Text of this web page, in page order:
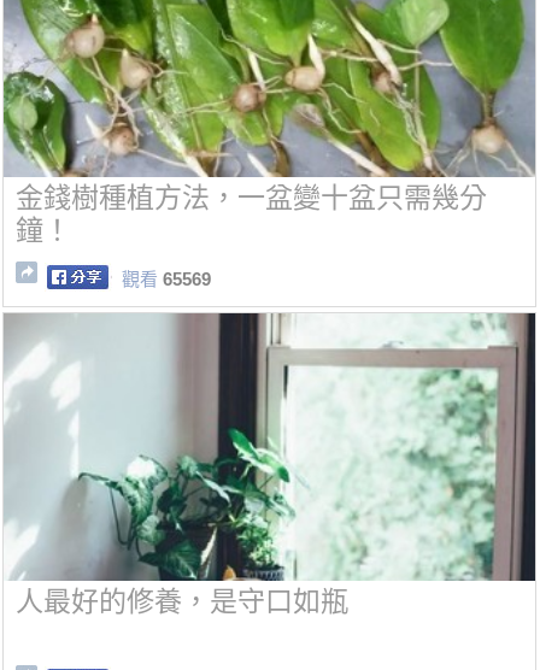
金錢樹種植方法，一盆變十盆只需幾分
鐘！
觀看 65569
人最好的修養，是守口如瓶